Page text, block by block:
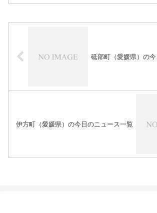
砥部町（愛媛県）の
伊方町（愛媛県）の今日のニュース一覧